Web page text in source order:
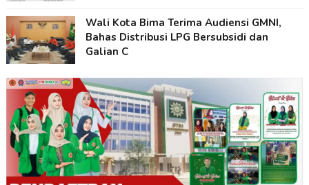
Wali Kota Bima Terima Audiensi GMNI,
Bahas Distribusi LPG Bersubsidi dan
Galian C